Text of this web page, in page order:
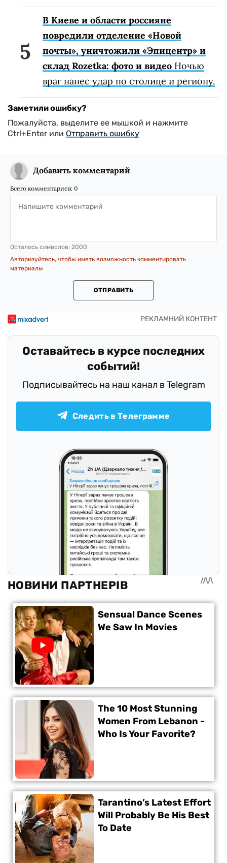
В Киеве и области россияне
повредили отделение «Новой
почты», уничтожили «Эпицентр» и
склад Rozetka: фото и видео Ночью
враг нанес удар по столице и региону.
Заметили ошибку?
Пожалуйста, выделите ее мышкой и нажмите
Ctrl+Enter или Отправить ошибку
Добавить комментарий
Всего комментариев: 0
Осталось символов: 2000
Авторизуйтесь, чтобы иметь возможность комментировать
материалы
ОТПРАВИТЬ
Оставайтесь в курсе последних
событий!
Подписывайтесь на наш канал в Telegram
Следить в Телеграмме